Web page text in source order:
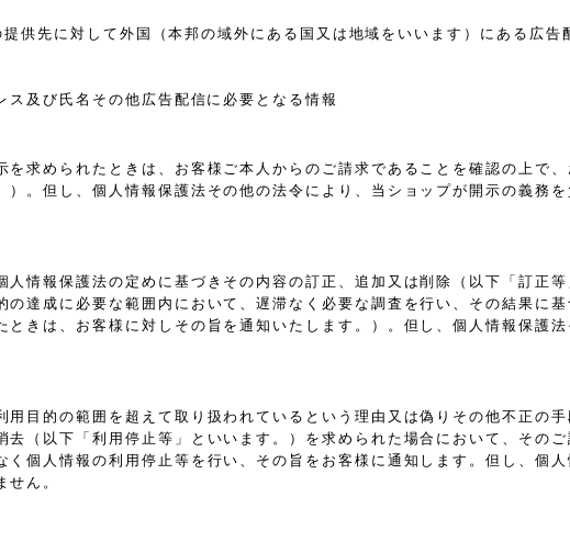
供先に対して外国（本邦の域外にある国又は地域をいいます）にある広告
及び氏名その他広告配信に必要となる情報
求められたときは、お客様ご本人からのご請求であることを確認の上で
。但し、個人情報保護法その他の法令により、当ショップが開示の義務
情報保護法の定めに基づきその内容の訂正、追加又は削除（以下「訂正
達成に必要な範囲内において、遅滞なく必要な調査を行い、その結果に
きは、お客様に対しその旨を通知いたします。）。但し、個人情報保護
目的の範囲を超えて取り扱われているという理由又は偽りその他不正の
（以下「利用停止等」といいます。）を求められた場合において、その
個人情報の利用停止等を行い、その旨をお客様に通知します。但し、個
ん。